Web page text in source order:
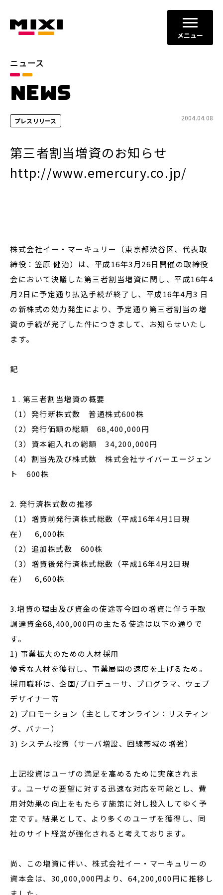
メニュー
ニュース
NEWS
プレスリリース 2004.04.08
第三者割当増資のお知らせ
http://www.emercury.co.jp/
株式会社イー・マーキュリー（東京都渋谷区、代表取
締役：笠原 健治）は、平成16年3月26日開催の取締役
会において決議した第三者割当増資に関し、平成16年4
月2日に予定通り払込手続が終了し、平成16年4月3 日
の新株式の効力発生により、予定通り第三者割当の増
資の手続が完了した件につきまして、お知らせいたし
ます。
記
１. 第三者割当増資の概要
（1）発行新株式数 普通株式600株
（2）発行価額の総額 68,400,000円
（3）資本組入れの総額 34,200,000円
（4）割当先及び株式数 株式会社サイバーエージェン
ト 600株
2. 発行済株式数の推移
（1）増資前発行済株式総数（平成16年4月1日現
在） 6,000株
（2）追加株式数 600株
（3）増資後発行済株式総数（平成16年4月2日現
在） 6,600株
3.増資の理由及び資金の使途等今回の増資に伴う手取
調達資金68,400,000円の主たる使途は以下の通りで
す。
1) 事業拡大のための人材採用
優秀な人材を獲得し、事業展開の速度を上げるため。
採用職種は、企画/プロデューサ、プログラマ、ウェブ
デザイナー等
2) プロモーション（主としてオンライン：リスティン
グ、バナー）
3) システム投資（サーバ増設、回線帯域の増強）
上記投資はユーザの満足を高めるために実施されま
す。ユーザの要望に対する迅速な対応を可能とし、費
用対効果の向上をもたらす施策に対し投入してゆく予
定です。結果として、より多くのユーザを獲得し、同
社のサイト経営が強化されると考えております。
尚、この増資に伴い、株式会社イー・マーキュリーの
資本金は、30,000,000円より、64,200,000円に推移し
カテゴリ
お知らせ
2026年 2025年
2024年
閉じる